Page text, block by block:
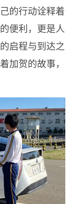
的行动诠释着
便利，更是人
启程与到达之
加贺的故事，